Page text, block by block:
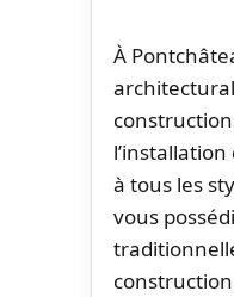
À
l’installation
à tous les
vous